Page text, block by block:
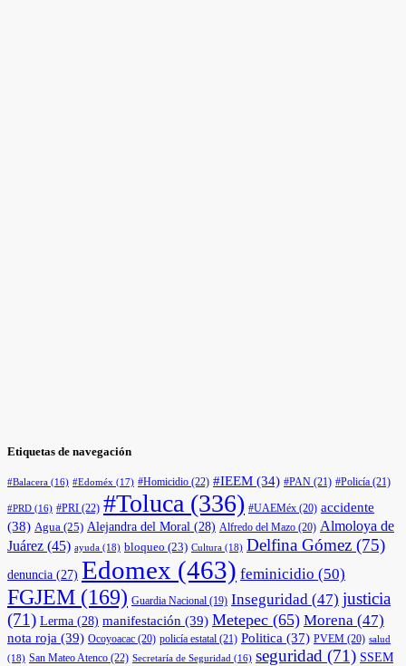
Etiquetas de navegación
#Balacera (16) #Edoméx (17) #Homicidio (22) #IEEM (34) #PAN (21) #Policía (21)
#PRD (16) #PRI (22) #Toluca (336) #UAEMéx (20) accidente
(38) Agua (25) Alejandra del Moral (28) Alfredo del Mazo (20) Almoloya de
Juárez (45) ayuda (18) bloqueo (23) Cultura (18) Delfina Gómez (75)
denuncia (27) Edomex (463) feminicidio (50)
FGJEM (169) Guardia Nacional (19) Inseguridad (47) justicia
(71) Lerma (28) manifestación (39) Metepec (65) Morena (47)
nota roja (39) Ocoyoacac (20) policía estatal (21) Politica (37) PVEM (20) salud
(18) San Mateo Atenco (22) Secretaría de Seguridad (16) seguridad (71) SSEM